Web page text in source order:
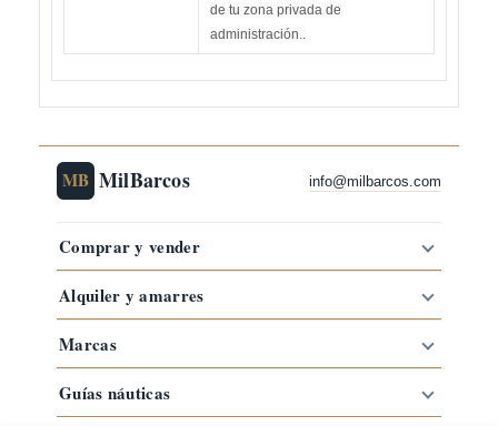
de tu zona privada de
administración..
MB MilBarcos info@milbarcos.com
Comprar y vender
Alquiler y amarres
Marcas
Guías náuticas